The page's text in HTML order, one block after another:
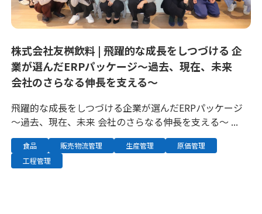
株式会社友桝飲料 | 飛躍的な成長をしつづける 企
業が選んだERPパッケージ～過去、現在、未来
会社のさらなる伸長を支える～
飛躍的な成長をしつづける企業が選んだERPパッケージ
～過去、現在、未来 会社のさらなる伸長を支える～ ...
食品 販売物流管理 生産管理
原価管理
工程管理